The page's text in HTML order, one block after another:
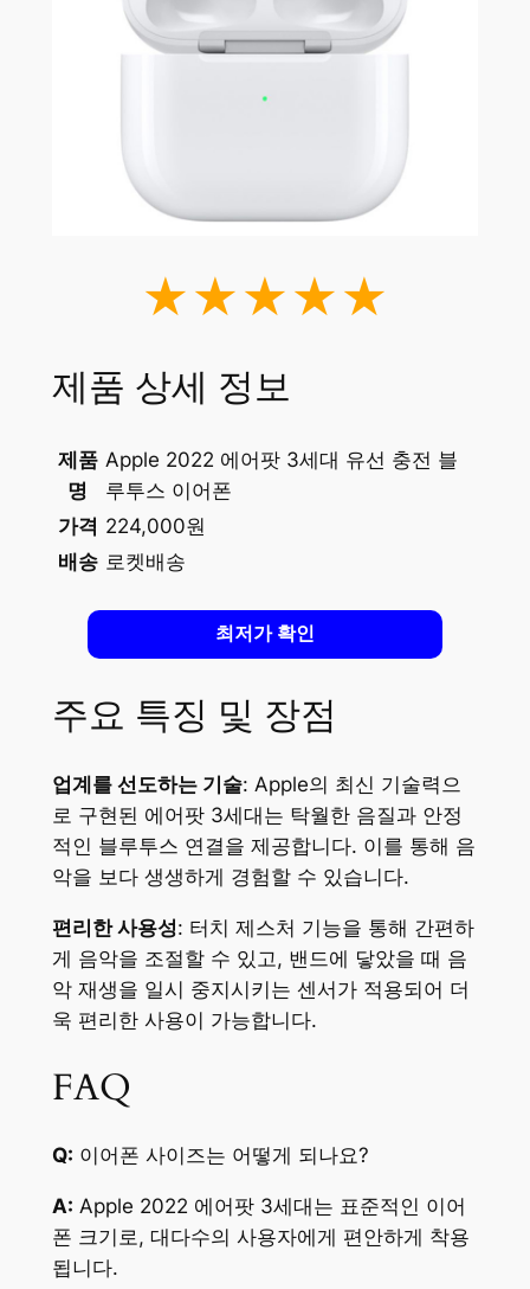
★★★★★
제품 상세 정보
제품
명
Apple 2022 에어팟 3세대 유선 충전 블
루투스 이어폰
가격 224,000원
배송 로켓배송
최저가 확인
주요 특징 및 장점
업계를 선도하는 기술: Apple의 최신 기술력으
로 구현된 에어팟 3세대는 탁월한 음질과 안정
적인 블루투스 연결을 제공합니다. 이를 통해 음
악을 보다 생생하게 경험할 수 있습니다.
편리한 사용성: 터치 제스처 기능을 통해 간편하
게 음악을 조절할 수 있고, 밴드에 닿았을 때 음
악 재생을 일시 중지시키는 센서가 적용되어 더
욱 편리한 사용이 가능합니다.
FAQ
Q: 이어폰 사이즈는 어떻게 되나요?
A: Apple 2022 에어팟 3세대는 표준적인 이어
폰 크기로, 대다수의 사용자에게 편안하게 착용
됩니다.